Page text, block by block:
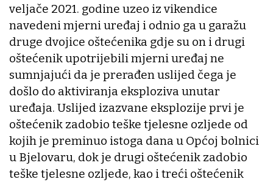
veljače 2021. godine uzeo iz vikendice
navedeni mjerni uređaj i odnio ga u garažu
druge dvojice oštećenika gdje su on i drugi
oštećenik upotrijebili mjerni uređaj ne
sumnjajući da je prerađen uslijed čega je
došlo do aktiviranja eksploziva unutar
uređaja. Uslijed izazvane eksplozije prvi je
oštećenik zadobio teške tjelesne ozljede od
kojih je preminuo istoga dana u Općoj bolnici
u Bjelovaru, dok je drugi oštećenik zadobio
teške tjelesne ozljede, kao i treći oštećenik